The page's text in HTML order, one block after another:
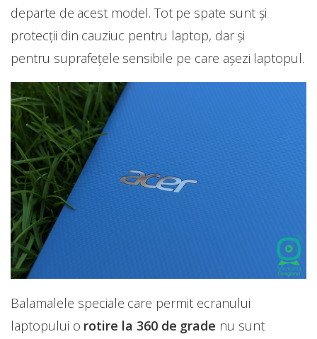
departe de acest model. Tot pe spate sunt și
protecții din cauziuc pentru laptop, dar și
pentru suprafețele sensibile pe care așezi laptopul.
Balamalele speciale care permit ecranului
laptopului o rotire la 360 de grade nu sunt